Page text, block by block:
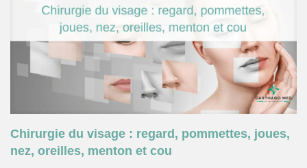
Chirurgie du visage : regard, pommettes, joues,
nez, oreilles, menton et cou